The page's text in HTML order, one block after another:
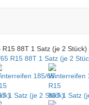
88T 1 Satz (je 2 Stück)